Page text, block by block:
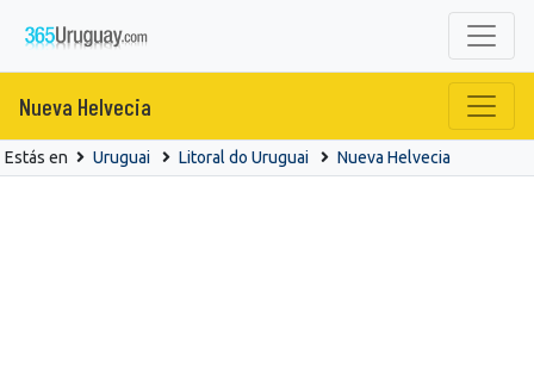
Nueva Helvecia
Estás en Uruguai Litoral do Uruguai Nueva Helvecia